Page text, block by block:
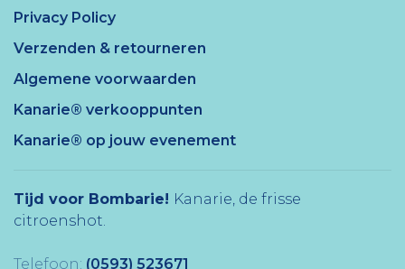
Privacy Policy
Verzenden & retourneren
Algemene voorwaarden
Kanarie® verkooppunten
Kanarie® op jouw evenement
Tijd voor Bombarie! Kanarie, de frisse
citroenshot.
Telefoon: (0593) 523671